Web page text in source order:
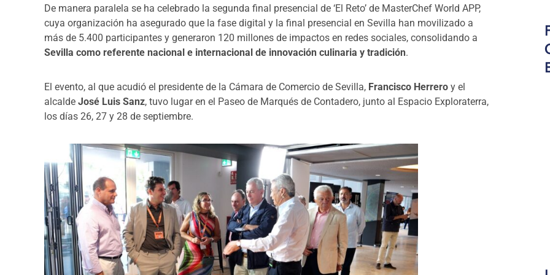
De manera paralela se ha celebrado la segunda final presencial de ‘El Reto’ de MasterChef World APP,
cuya organización ha asegurado que la fase digital y la final presencial en Sevilla han movilizado a
más de 5.400 participantes y generaron 120 millones de impactos en redes sociales, consolidando a
Sevilla como referente nacional e internacional de innovación culinaria y tradición.
El evento, al que acudió el presidente de la Cámara de Comercio de Sevilla, Francisco Herrero y el
alcalde José Luis Sanz, tuvo lugar en el Paseo de Marqués de Contadero, junto al Espacio Exploraterra,
los días 26, 27 y 28 de septiembre.